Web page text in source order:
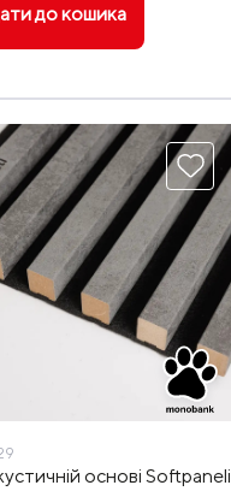
до кошика
основі Softpaneli